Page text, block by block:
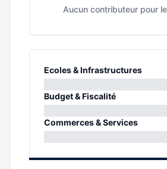
Aucun contributeur pour
Ecoles & Infrastructures
0%
Budget & Fiscalité
0%
Commerces & Services